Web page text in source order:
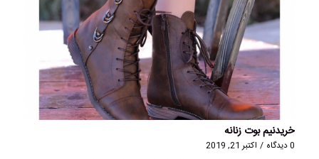
خریدنیم بوت زنانه
0 دیدگاه / اکتبر 21, 2019